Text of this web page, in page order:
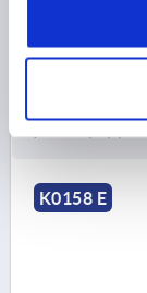
Nr zamówienia:
plus VAT
K0158 E